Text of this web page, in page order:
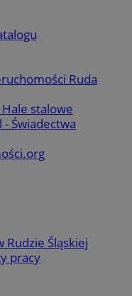
Ruda
stalowe
Świadectwa
Rudzie Śląskiej
pracy